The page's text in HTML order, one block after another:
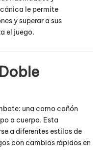
le permite
y superar a sus
el juego.
una como cañón
a cuerpo. Esta
a diferentes estilos de
con cambios rápidos en